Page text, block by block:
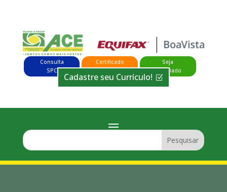
Consulta
SPC
Certificado
Digital
Seja
Associado
Cadastre seu Currículo!